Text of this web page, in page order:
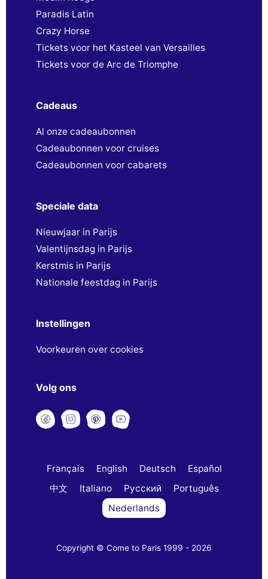
Paradis Latin
Crazy Horse
Tickets voor het Kasteel van Versailles
Tickets voor de Arc de Triomphe
Cadeaus
Al onze cadeaubonnen
Cadeaubonnen voor cruises
Cadeaubonnen voor cabarets
Speciale data
Nieuwjaar in Parijs
Valentijnsdag in Parijs
Kerstmis in Parijs
Nationale feestdag in Parijs
Instellingen
Voorkeuren over cookies
Volg ons
Français English Deutsch
Español
中文
Italiano Русский
Português
Nederlands
Copyright © Come to Paris 1999 - 2026